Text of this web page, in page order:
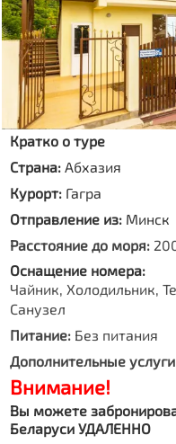
Кратко о туре
Страна:Абхазия
Курорт: Гагра
Отправление из: Минск
Расстояние до моря:
Оснащение номера:
Чайник, Холодильник,
Санузел
Питание: Без питания
Дополнительные
Внимание!
Вы можете
Беларуси УДАЛЕННО